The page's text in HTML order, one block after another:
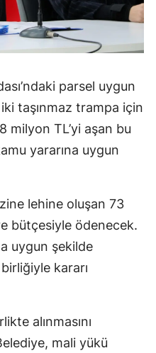
parsel uygun
taşınmaz trampa için
milyon TL’yi aşan bu
yararına uygun
lehine oluşan 73
bütçesiyle ödenecek.
uygun şekilde
kararı
alınmasını
mali yükü